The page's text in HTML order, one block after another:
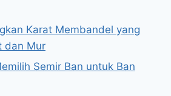
Karat Membandel yang
dan Mur
Semir Ban untuk Ban